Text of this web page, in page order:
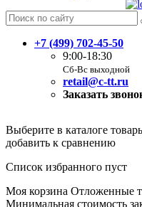
+7 (499) 702-45-50
9:00-18:30
Сб-Вс выходной
retail@c-tt.ru
Заказать
Выберите в каталоге
добавить к сравнению
Список избранного пуст
Моя корзина Отложенные
Минимальная стоимость